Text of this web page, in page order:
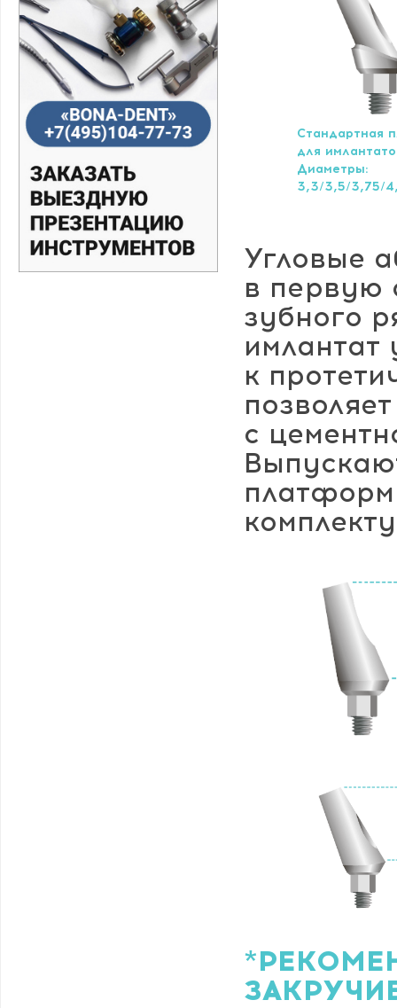
Стандартная
для
Диаметры:
3,3/3,5/3,75/
Угловые
в первую
зубного
имлантат
к
с